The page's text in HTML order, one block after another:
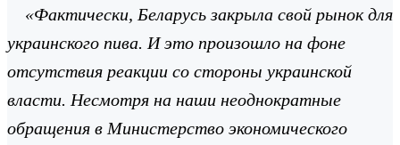
«Фактически, Беларусь закрыла свой рынок для
украинского пива. И это произошло на фоне
отсутствия реакции со стороны украинской
власти. Несмотря на наши неоднократные
обращения в Министерство экономического